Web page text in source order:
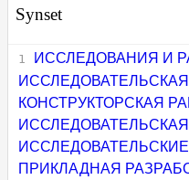
Synset
ИССЛЕДОВАНИЯ И
КОНСТРУКТОРСКАЯ
ПРИКЛАДНАЯ